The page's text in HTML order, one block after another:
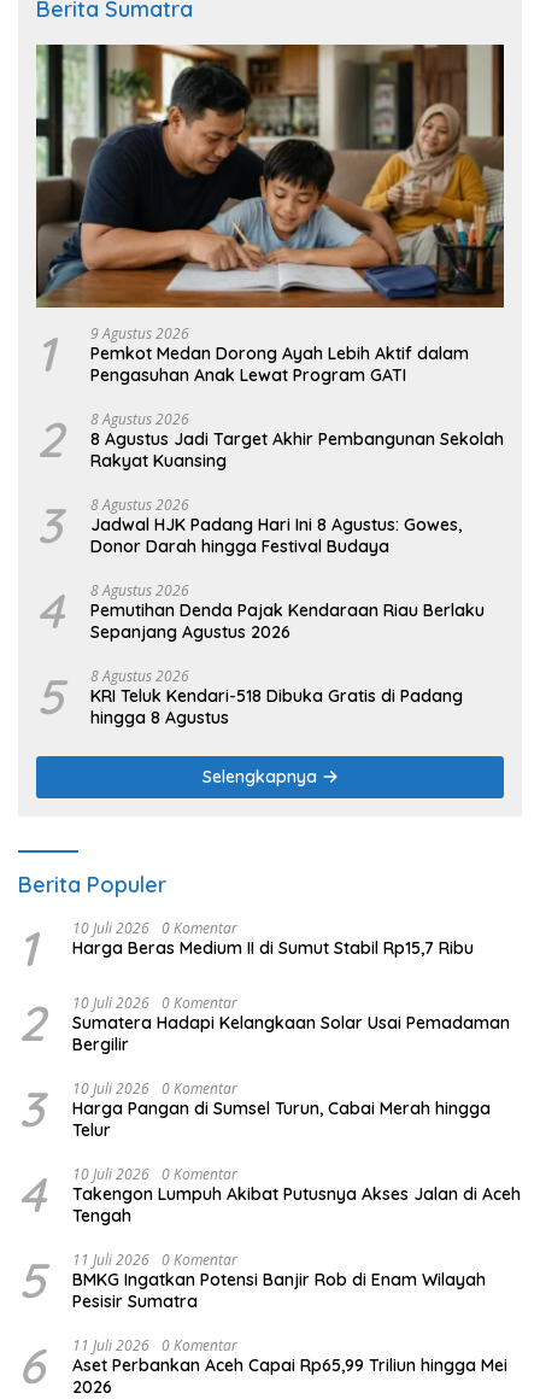
Berita Sumatra
1 9 Agustus 2026
Pemkot Medan Dorong Ayah Lebih Aktif dalam
Pengasuhan Anak Lewat Program GATI
2 8 Agustus 2026
8 Agustus Jadi Target Akhir Pembangunan Sekolah
Rakyat Kuansing
3 8 Agustus 2026
Jadwal HJK Padang Hari Ini 8 Agustus: Gowes,
Donor Darah hingga Festival Budaya
4 8 Agustus 2026
Pemutihan Denda Pajak Kendaraan Riau Berlaku
Sepanjang Agustus 2026
5 8 Agustus 2026
KRI Teluk Kendari-518 Dibuka Gratis di Padang
hingga 8 Agustus
Selengkapnya
Berita Populer
1 10 Juli 2026 0 Komentar
Harga Beras Medium II di Sumut Stabil Rp15,7 Ribu
2 10 Juli 2026 0 Komentar
Sumatera Hadapi Kelangkaan Solar Usai Pemadaman
Bergilir
3 10 Juli 2026 0 Komentar
Harga Pangan di Sumsel Turun, Cabai Merah hingga
Telur
4 10 Juli 2026 0 Komentar
Takengon Lumpuh Akibat Putusnya Akses Jalan di Aceh
Tengah
5 11 Juli 2026 0 Komentar
BMKG Ingatkan Potensi Banjir Rob di Enam Wilayah
Pesisir Sumatra
6 11 Juli 2026 0 Komentar
Aset Perbankan Aceh Capai Rp65,99 Triliun hingga Mei
2026